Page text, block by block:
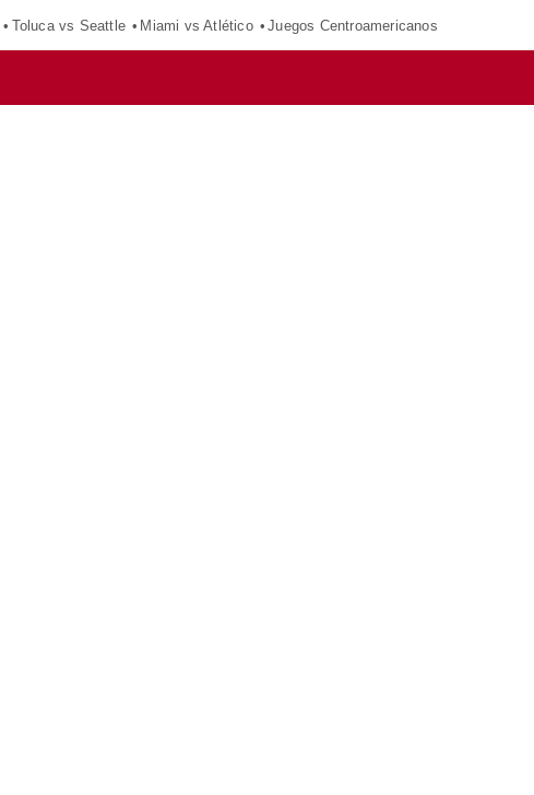
Toluca vs Seattle Miami vs Atlético Juegos Centroamericanos